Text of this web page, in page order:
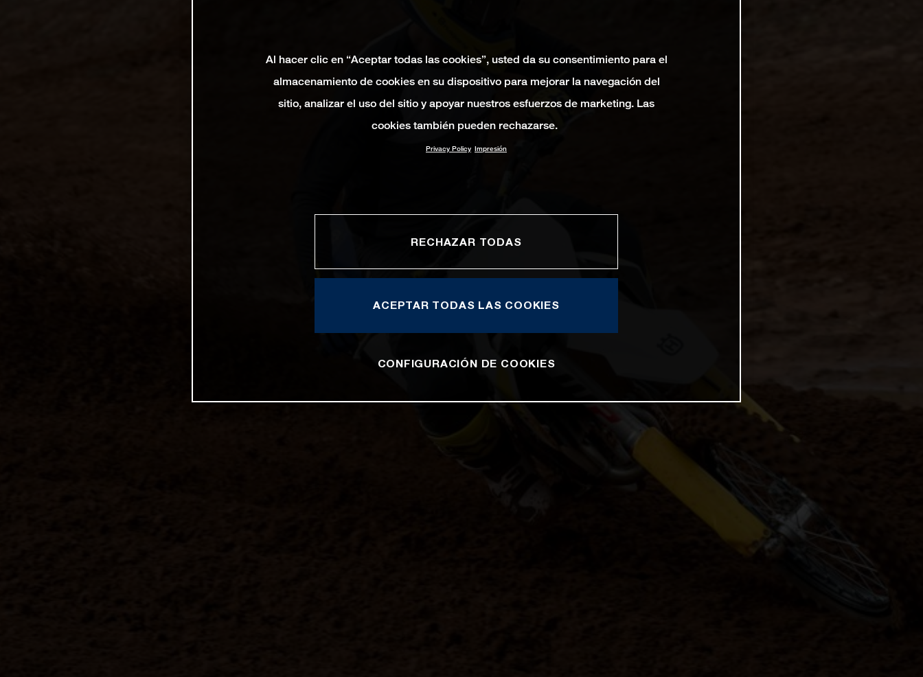
Al hacer clic en “Aceptar todas las cookies”, usted da su consentimiento para el
almacenamiento de cookies en su dispositivo para mejorar la navegación del
sitio, analizar el uso del sitio y apoyar nuestros esfuerzos de marketing. Las
cookies también pueden rechazarse.
Privacy Policy Impresión
RECHAZAR TODAS
ACEPTAR TODAS LAS COOKIES
CONFIGURACIÓN DE COOKIES